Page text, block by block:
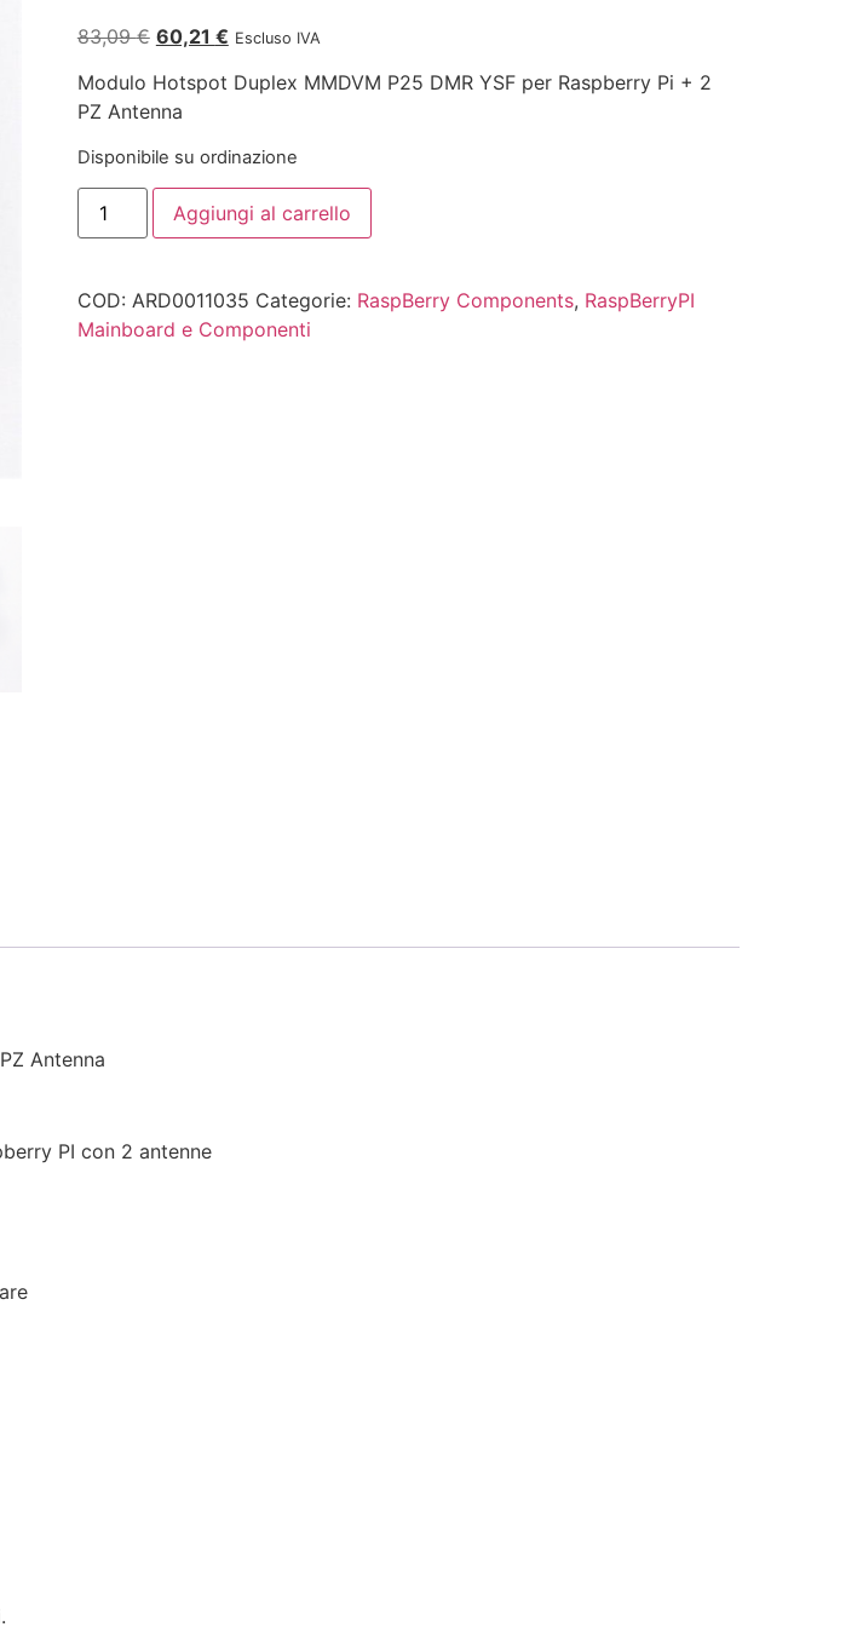
83,09€ 60,21 € Escluso IVA
Modulo Hotspot Duplex MMDVM P25 DMR YSF per Raspberry Pi + 2
PZ Antenna
Disponibile su ordinazione
Aggiungi al carrello
COD: ARD0011035 Categorie: RaspBerry Components, RaspBerryPI
Mainboard e Componenti
Antenna
PI con 2 antenne